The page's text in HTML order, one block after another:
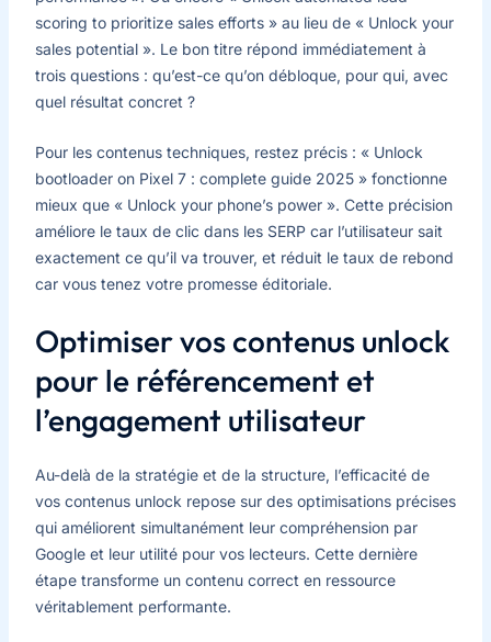
scoring to prioritize sales efforts » au lieu de « Unlock your
sales potential ». Le bon titre répond immédiatement à
trois questions : qu’est-ce qu’on débloque, pour qui, avec
quel résultat concret ?
Pour les contenus techniques, restez précis : « Unlock
bootloader on Pixel 7 : complete guide 2025 » fonctionne
mieux que « Unlock your phone’s power ». Cette précision
améliore le taux de clic dans les SERP car l’utilisateur sait
exactement ce qu’il va trouver, et réduit le taux de rebond
car vous tenez votre promesse éditoriale.
Optimiser vos contenus unlock
pour le référencement et
l’engagement utilisateur
Au-delà de la stratégie et de la structure, l’efficacité de
vos contenus unlock repose sur des optimisations précises
qui améliorent simultanément leur compréhension par
Google et leur utilité pour vos lecteurs. Cette dernière
étape transforme un contenu correct en ressource
véritablement performante.